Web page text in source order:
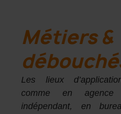
Métiers &
Les lieux
comme en
indépendant, en